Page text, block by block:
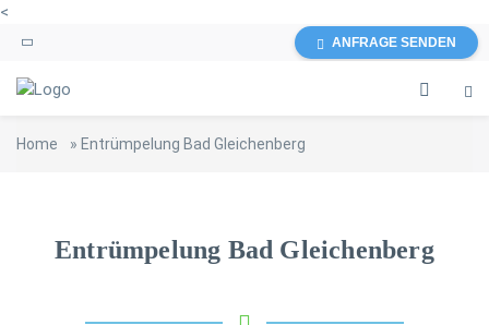
<
ANFRAGE SENDEN
Home » Entrümpelung Bad Gleichenberg
Entrümpelung Bad Gleichenberg